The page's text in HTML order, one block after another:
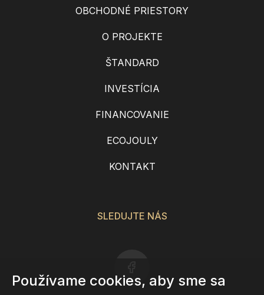
OBCHODNÉ PRIESTORY
O PROJEKTE
ŠTANDARD
INVESTÍCIA
FINANCOVANIE
ECOJOULY
KONTAKT
SLEDUJTE NÁS
Používame cookies, aby sme sa